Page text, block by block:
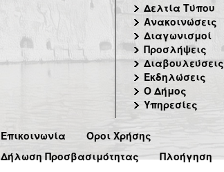
Δελτία Τύπου
Ανακοινώσεις
Διαγωνισμοί
Προσλήψεις
Διαβουλεύσεις
Εκδηλώσεις
Ο Δήμος
Υπηρεσίες
Επικοινωνία
Όροι Χρήσης
Δήλωση Προσβασιμότητας
Πλοήγηση